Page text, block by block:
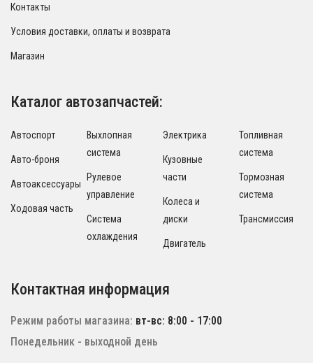
Контакты
Условия доставки, оплаты и возврата
Магазин
Каталог автозапчастей:
Автоспорт
Авто-броня
Автоаксессуары
Ходовая часть
Выхлопная
система
Рулевое
управление
Система
охлаждения
Электрика
Кузовные
части
Колеса и
диски
Двигатель
Топливная
система
Тормозная
система
Трансмиссия
Контактная информация
Режим работы магазина: вт-вс: 8:00 - 17:00
Понедельник - выходной день